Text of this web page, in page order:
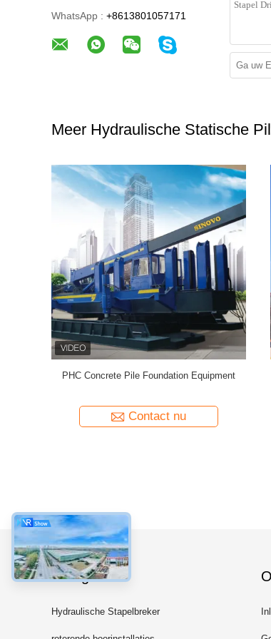
WhatsApp : +8613801057171
Meer Hydraulische Statische
VY420A hydraulisch Statisch Heiblok, Blauw
Contact nu
Categorieën
Hydraulische Stapelbreker